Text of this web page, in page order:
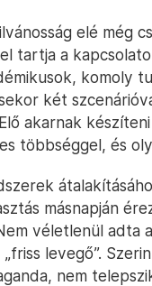
elé még
tartja a
komoly
két
akarnak
többséggel, és
másnapján
véletlenül adta
levegő”.
nem